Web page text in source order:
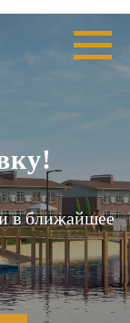
в ближайшее